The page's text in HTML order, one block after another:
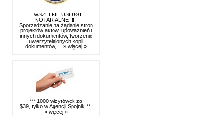
WSZELKIE USŁUGI
NOTARIALNE !!!
Sporządzanie na żądanie stron
projektów aktów, upoważnień i
innych dokumentów, tworzenie
uwierzytelnionych kopii
dokumentów,… » więcej »
*** 1000 wizytówek za
$39, tylko w Agencji Spojnik ***
» więcej »